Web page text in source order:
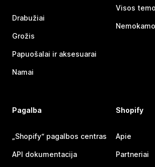
Drabužiai
Grožis
Papuošalai ir aksesuarai
Namai
Visos
Pagalba
„Shopify“ pagalbos centras
API dokumentacija
Shopify
Apie
Partneriai